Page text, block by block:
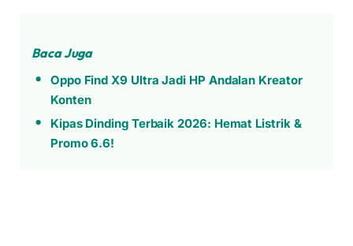
Baca Juga
Oppo Find X9 Ultra Jadi HP Andalan Kreator
Konten
Kipas Dinding Terbaik 2026: Hemat Listrik &
Promo 6.6!